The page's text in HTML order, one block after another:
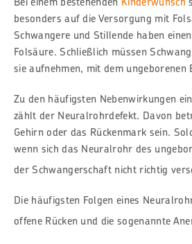
besonders auf die Versorgung mit
Schwangere und Stillende haben
Folsäure. Schließlich müssen
sie aufnehmen, mit dem ungeborenen
Zu den häufigsten Nebenwirkungen
zählt der Neuralrohrdefekt. Davon
Gehirn oder das Rückenmark sein.
wenn sich das Neuralrohr des
der Schwangerschaft nicht richtig
Die häufigsten Folgen eines
offene Rücken und die sogenannte